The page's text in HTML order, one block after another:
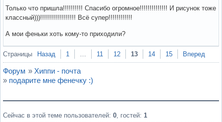
Только что пришла!!!!!!!!!! Спасибо огромное!!!!!!!!!!!!!! И рисунок тоже
классный)))!!!!!!!!!!!!!!!!!! Всё супер!!!!!!!!!!!!
А мои феньки хоть кому-то приходили?
Вне форума
Страницы Назад 1 … 11 12 13 14 15 Вперед
Форум » Хиппи - почта
» подарите мне фенечку :)
Сейчас в этой теме пользователей: 0, гостей: 1